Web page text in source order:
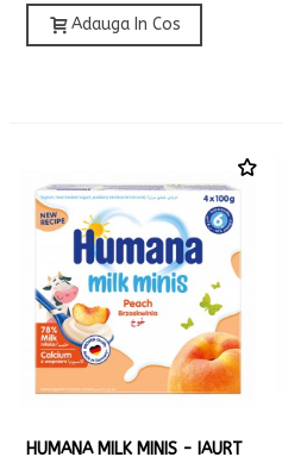
Adauga In Cos
HUMANA MILK MINIS - IAURT